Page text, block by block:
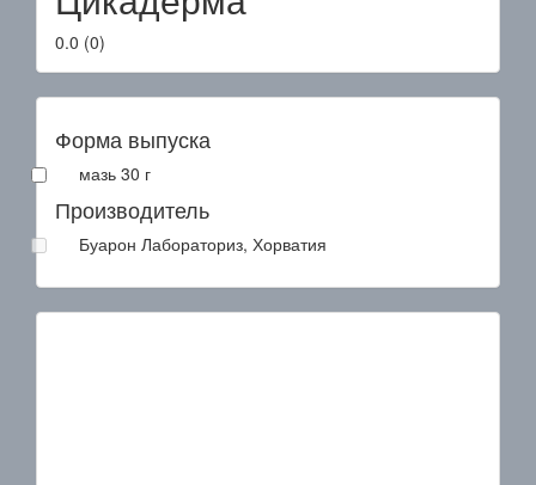
0.0 (0)
Форма выпуска
мазь 30 г
Производитель
Буарон Лабораториз, Хорватия